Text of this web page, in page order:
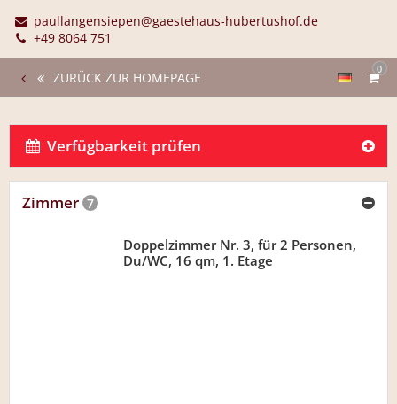
paullangensiepen@gaestehaus-hubertushof.de
+49 8064 751
0
ZURÜCK ZUR HOMEPAGE
Verfügbarkeit prüfen
Zimmer 7
Doppelzimmer Nr. 3, für 2 Personen,
Du/WC, 16 qm, 1. Etage